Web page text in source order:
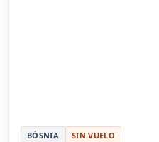
BÓSNIA SIN VUELO